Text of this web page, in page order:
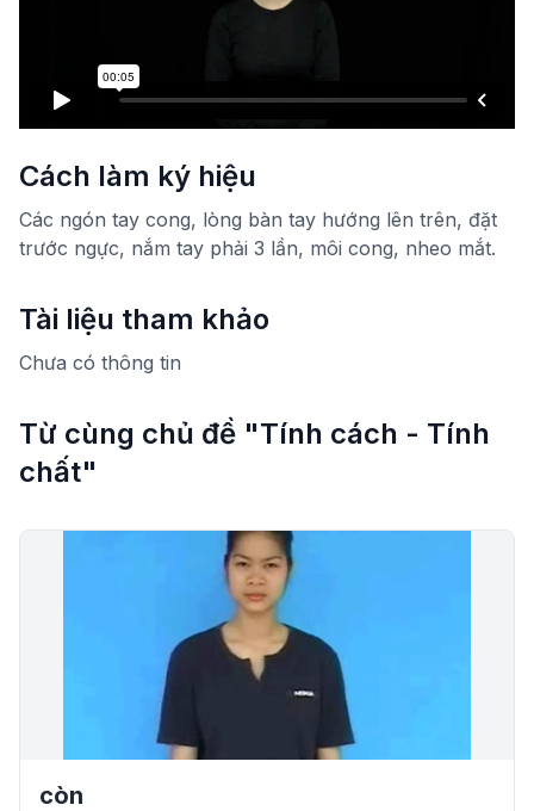
Cách làm ký hiệu
Các ngón tay cong, lòng bàn tay hướng lên trên, đặt
trước ngực, nắm tay phải 3 lần, môi cong, nheo mắt.
Tài liệu tham khảo
Chưa có thông tin
Từ cùng chủ đề "Tính cách - Tính
chất"
còn